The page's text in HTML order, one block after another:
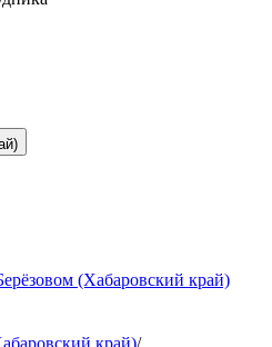
(Хабаровский край)
край)/